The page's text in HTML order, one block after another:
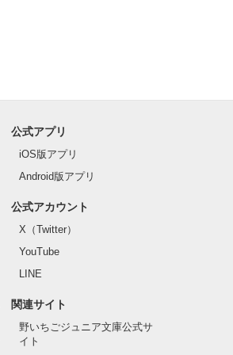
公式アプリ
iOS版アプリ
Android版アプリ
公式アカウント
X（Twitter）
YouTube
LINE
関連サイト
野いちごジュニア文庫公式サ
イト